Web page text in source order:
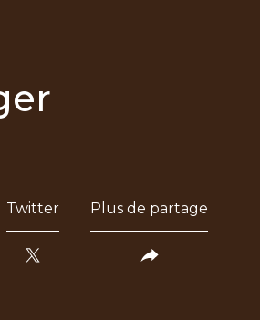
Twitter Plus de partage